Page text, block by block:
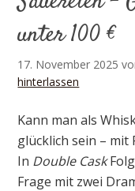
unter 100 €
17. November 2025
hinterlassen
Kann man als
glücklich sein – mit
In Double Cask
Frage mit zwei